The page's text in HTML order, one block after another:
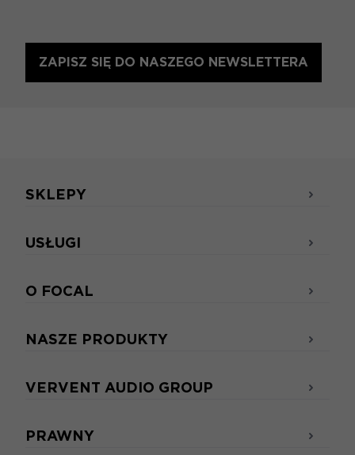
ZAPISZ SIĘ DO NASZEGO NEWSLETTERA
SKLEPY
USŁUGI
O FOCAL
NASZE PRODUKTY
VERVENT AUDIO GROUP
PRAWNY